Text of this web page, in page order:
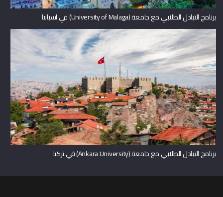
برنامج التبادل الطلابي مع جامعة (University of Malaga) في اسبانيا
برنامج التبادل الطلابي مع جامعة (Ankara University) في تركيا